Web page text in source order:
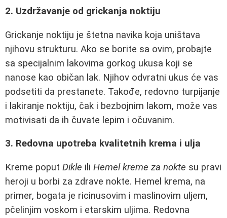
2. Uzdržavanje od grickanja noktiju
Grickanje noktiju je štetna navika koja uništava
njihovu strukturu. Ako se borite sa ovim, probajte
sa specijalnim lakovima gorkog ukusa koji se
nanose kao običan lak. Njihov odvratni ukus će vas
podsetiti da prestanete. Takođe, redovno turpijanje
i lakiranje noktiju, čak i bezbojnim lakom, može vas
motivisati da ih čuvate lepim i očuvanim.
3. Redovna upotreba kvalitetnih krema i ulja
Kreme poput Dikle ili Hemel kreme za nokte su pravi
heroji u borbi za zdrave nokte. Hemel krema, na
primer, bogata je ricinusovim i maslinovim uljem,
pčelinjim voskom i etarskim uljima. Redovna